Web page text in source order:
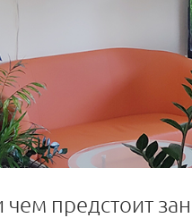
предстоит